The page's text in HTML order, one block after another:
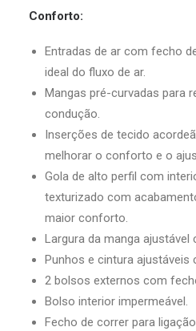
Conforto:
Entradas de ar com fecho
ideal do fluxo de ar.
Mangas pré-curvadas para
condução.
Inserções de tecido
melhorar o conforto e o
Gola de alto perfil com
texturizado com
maior conforto.
Largura da manga
Punhos e cintura ajustáveis
2 bolsos externos com
Bolso interior impermeável.
Fecho de correr para